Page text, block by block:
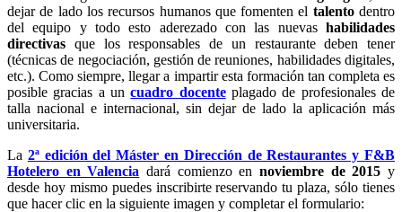
dejar de lado los recursos humanos que fomenten el talentodentro
del equipo y todo esto aderezado con las nuevas habilidades
directivas que los responsables de un restaurante deben tener
(técnicas de negociación, gestión de reuniones, habilidades digitales,
etc.). Como siempre, llegar a impartir esta formación tan completa es
posible gracias a uncuadro docenteplagado de profesionales de
talla nacional e internacional, sin dejar de lado la aplicación más
universitaria.
La 2ª edición del Máster en Dirección de Restaurantes y F&B
Hotelero en Valencia dará comienzo ennoviembre de 2015 y
desde hoy mismo puedes inscribirte reservando tu plaza, sólo tienes
que hacer clic en la siguiente imagen y completar el formulario: